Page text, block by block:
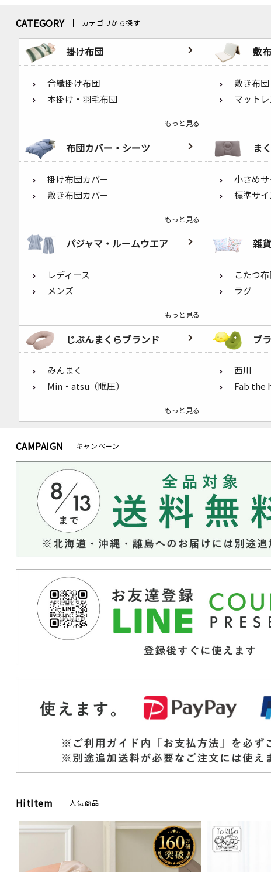
CATEGORY カテゴリから探す
掛け布団
合繊掛け布団
本掛け・羽毛布団
もっと見る
敷
敷き布団
マットレ
布団カバー・シーツ
掛け布団カバー
敷き布団カバー
もっと見る
ま
小さめ
標準サイ
パジャマ・ルームウエア
レディース
メンズ
もっと見る
雑
こたつ
ラグ
じぶんまくらブランド
みんまく
Min・atsu（眠圧）
もっと見る
ブ
西川
Fab the
CAMPAIGN キャンペーン
HitItem 人気商品